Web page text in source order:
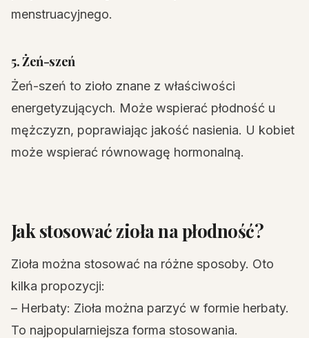
menstruacyjnego.
5. Żeń-szeń
Żeń-szeń to zioło znane z właściwości
energetyzujących. Może wspierać płodność u
mężczyzn, poprawiając jakość nasienia. U kobiet
może wspierać równowagę hormonalną.
Jak stosować zioła na płodność?
Zioła można stosować na różne sposoby. Oto
kilka propozycji:
– Herbaty: Zioła można parzyć w formie herbaty.
To najpopularniejsza forma stosowania.